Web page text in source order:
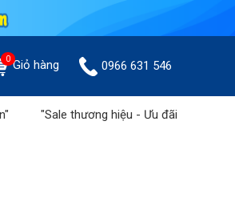
0 Giỏ hàng 0966 631 546
"Sale thương hiệu - Ưu đãi tiền triệu" tại